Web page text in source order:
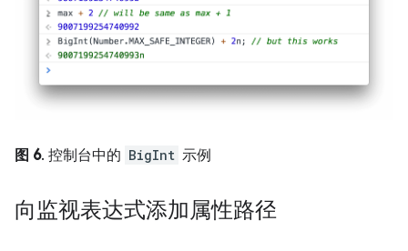
图 6. 控制台中的 BigInt 示例
向监视表达式添加属性路径